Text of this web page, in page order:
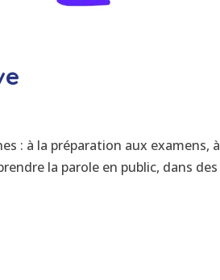
: à la préparation aux examens, à
la parole en public, dans des